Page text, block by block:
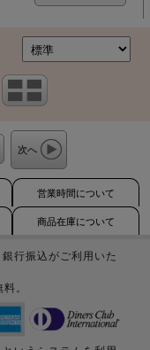
次へ
営業時間について
商品在庫について
行振込がご利用いた
。